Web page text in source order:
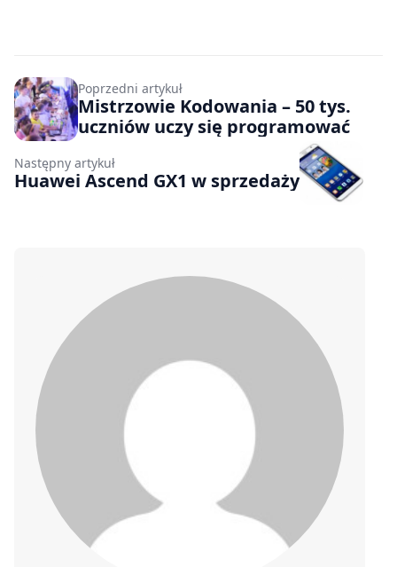
Poprzedni artykuł
Mistrzowie Kodowania – 50 tys.
uczniów uczy się programować
Następny artykuł
Huawei Ascend GX1 w sprzedaży